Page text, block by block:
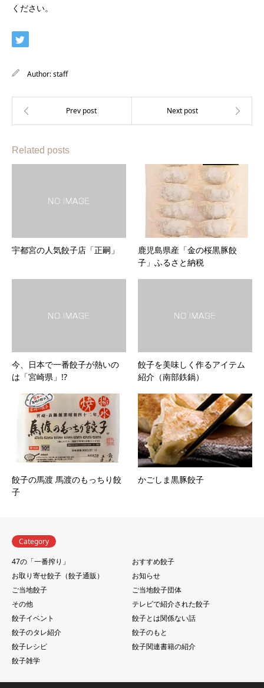
ください。
Author:staff
Related posts
宇都宮の人気餃子店「正嗣」
鹿児島県産「金の桜黒豚餃
子」ふるさと納税
今、日本で一番餃子が熱いの
は「宮崎県」!?
餃子を美味しく作るアイテム
紹介（南部鉄鍋）
餃子の馬渡 馬渡のもっちり餃
子
かごしま黒豚餃子
Category
47の「一番搾り」
おすすめ餃子
お取り寄せ餃子（餃子通販）
お知らせ
ご当地餃子
ご当地餃子団体
その他
テレビで紹介された餃子
餃子イベント
餃子とは関係ない話
餃子のタレ紹介
餃子のもと
餃子レシピ
餃子関連書籍の紹介
餃子雑学